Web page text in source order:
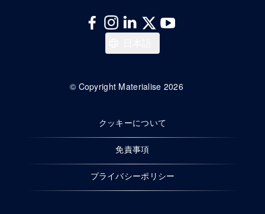
© Copyright Materialise 2026
クッキーについて
免責事項
プライバシーポリシー